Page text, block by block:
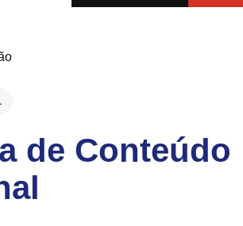
de Conteúdo